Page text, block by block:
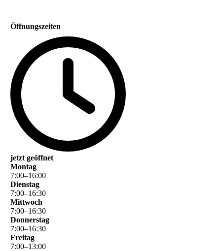
Öffnungszeiten
jetzt geöffnet
Montag
7:00–16:00
Dienstag
7:00–16:30
Mittwoch
7:00–16:30
Donnerstag
7:00–16:30
Freitag
7:00–13:00